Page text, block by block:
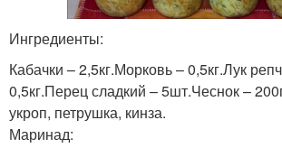
Ингредиенты:
Кабачки – 2,5кг.Морковь – 0,5кг.Лук
0,5кг.Перец сладкий – 5шт.Чеснок –
укроп, петрушка, кинза.
Маринад: